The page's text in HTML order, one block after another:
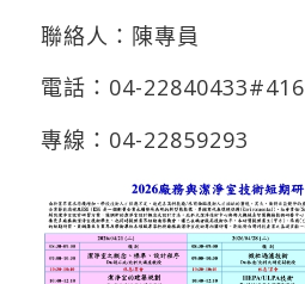
聯絡人：陳專員
電話：04-22840433#416
專線：04-22859293